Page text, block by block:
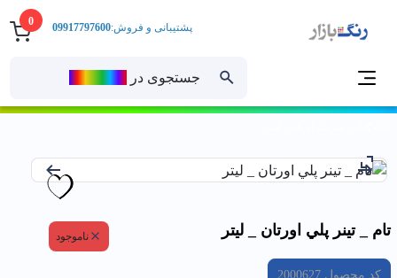
0
جستجوی در
پشتیبانی و فروش:09917797600
تام _ تينر پلي اورتان _ ليتر ناموجود
کد محصول2000627